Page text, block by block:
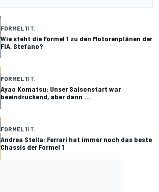
FORMEL 11 T.
Wie steht die Formel 1 zu den Motorenplänen der
FIA, Stefano?
FORMEL 11 T.
Ayao Komatsu: Unser Saisonstart war
beeindruckend, aber dann ...
FORMEL 11 T.
Andrea Stella: Ferrari hat immer noch das beste
Chassis der Formel 1